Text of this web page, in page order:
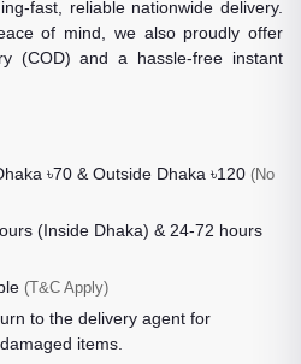
fast, reliable nationwide delivery.
of mind, we also proudly offer
(COD) and a hassle-free instant
৳70 & Outside Dhaka ৳120 (No
(Inside Dhaka) & 24-72 hours
(T&C Apply)
to the delivery agent for
items.